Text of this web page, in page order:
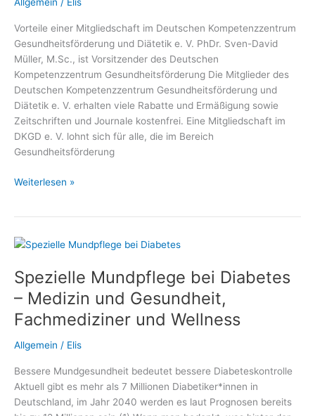
Vorteile einer Mitgliedschaft im Deutschen Kompetenzzentrum
Gesundheitsförderung und Diätetik e. V. PhDr. Sven-David
Müller, M.Sc., ist Vorsitzender des Deutschen
Kompetenzzentrum Gesundheitsförderung Die Mitglieder des
Deutschen Kompetenzzentrum Gesundheitsförderung und
Diätetik e. V. erhalten viele Rabatte und Ermäßigung sowie
Zeitschriften und Journale kostenfrei. Eine Mitgliedschaft im
DKGD e. V. lohnt sich für alle, die im Bereich
Gesundheitsförderung
Gratis,
und
für
Mitglieder
des
Deutschen
Gesundheitsförderung
und
Diätetik
e.
V.
Weiterlesen »
Spezielle Mundpflege bei Diabetes
– Medizin und Gesundheit,
Fachmediziner und Wellness
Allgemein / Elis
Bessere Mundgesundheit bedeutet bessere Diabeteskontrolle
Aktuell gibt es mehr als 7 Millionen Diabetiker*innen in
Deutschland, im Jahr 2040 werden es laut Prognosen bereits